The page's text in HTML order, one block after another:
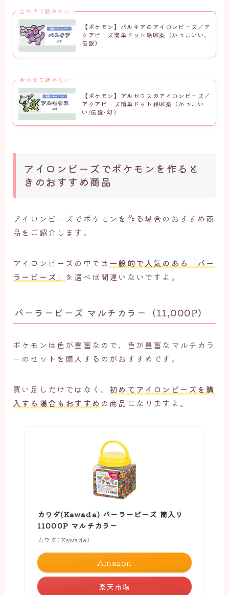
合わせて読みたい
【ポケモン】パルキアのアイロンビーズ／ア
クアビーズ簡単ドット絵図案（かっこいい、
伝説）
合わせて読みたい
【ポケモン】アルセウスのアイロンビーズ／
アクアビーズ簡単ドット絵図案（かっこい
い/伝説･幻）
アイロンビーズでポケモンを作ると
きのおすすめ商品
アイロンビーズでポケモンを作る場合のおすすめ商
品をご紹介します。
アイロンビーズの中では一般的で人気のある「パー
ラービーズ」 を選べば間違いないですよ。
パーラービーズ マルチカラー（11,000P）
ポケモンは色が豊富なので、色が豊富なマルチカラ
ーのセットを購入するのがおすすめです。
買い足しだけではなく、 初めてアイロンビーズを購
入する場合もおすすめ の商品になりますよ。
カワダ(Kawada) パーラービーズ 筒入り
11000P マルチカラー
カワダ(Kawada)
Amazon
楽天市場